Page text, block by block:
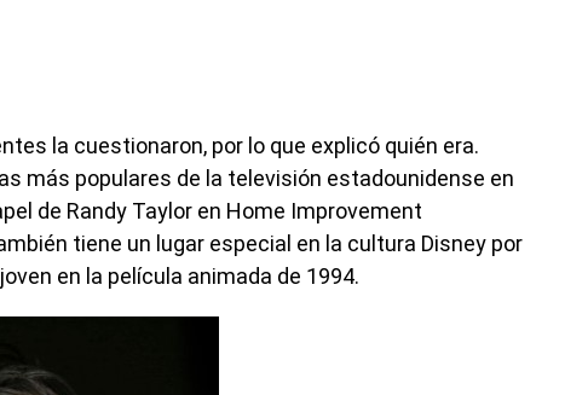
la cuestionaron, por lo que explicó quién era.
más populares de la televisión estadounidense en
de Randy Taylor en Home Improvement
tiene un lugar especial en la cultura Disney por
en la película animada de 1994.